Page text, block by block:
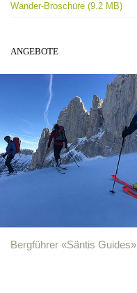
Wander-Broschüre (9.2 MB)
ANGEBOTE
Bergführer «Säntis Guides»